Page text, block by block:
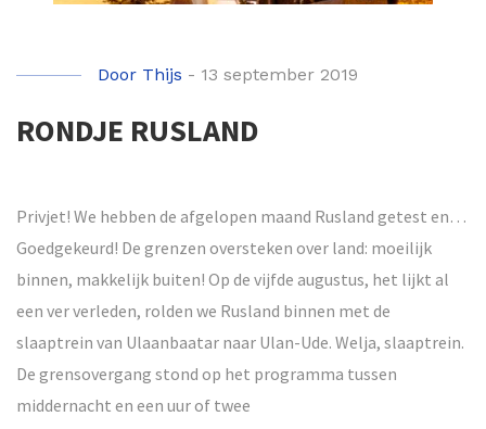
Door Thijs - 13 september 2019
RONDJE RUSLAND
Privjet! We hebben de afgelopen maand Rusland getest en…
Goedgekeurd! De grenzen oversteken over land: moeilijk
binnen, makkelijk buiten! Op de vijfde augustus, het lijkt al
een ver verleden, rolden we Rusland binnen met de
slaaptrein van Ulaanbaatar naar Ulan-Ude. Welja, slaaptrein.
De grensovergang stond op het programma tussen
middernacht en een uur of twee